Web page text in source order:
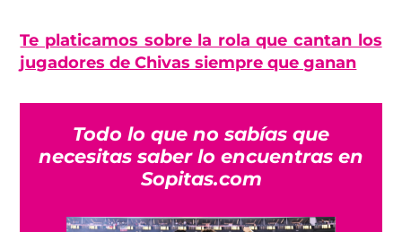
Te platicamos sobre la rola que cantan los
jugadores de Chivas siempre que ganan
Todo lo que no sabías que
necesitas saber lo encuentras en
Sopitas.com